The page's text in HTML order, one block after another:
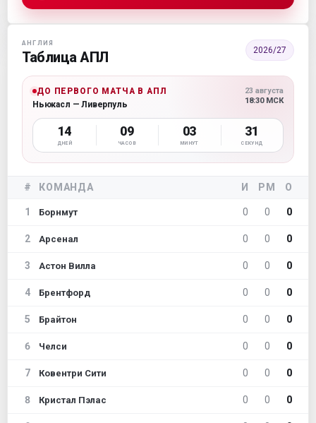
АНГЛИЯ
Таблица АПЛ 2026/27
ДО ПЕРВОГО МАТЧА В АПЛ
Ньюкасл — Ливерпуль
23 августа
18:30 МСК
14
ДНЕЙ
09
ЧАСОВ
03
МИНУТ
30
СЕКУНД
# КОМАНДА И РМ О
1 Борнмут 0 0 0
2 Арсенал 0 0 0
3 Астон Вилла 0 0 0
4 Брентфорд 0 0 0
5 Брайтон 0 0 0
6 Челси 0 0 0
7 Ковентри Сити 0 0 0
8 Кристал Пэлас 0 0 0